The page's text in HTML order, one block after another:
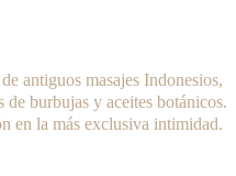
antiguos masajes Indonesios,
burbujas y aceites botánicos.
en la más exclusiva intimidad.